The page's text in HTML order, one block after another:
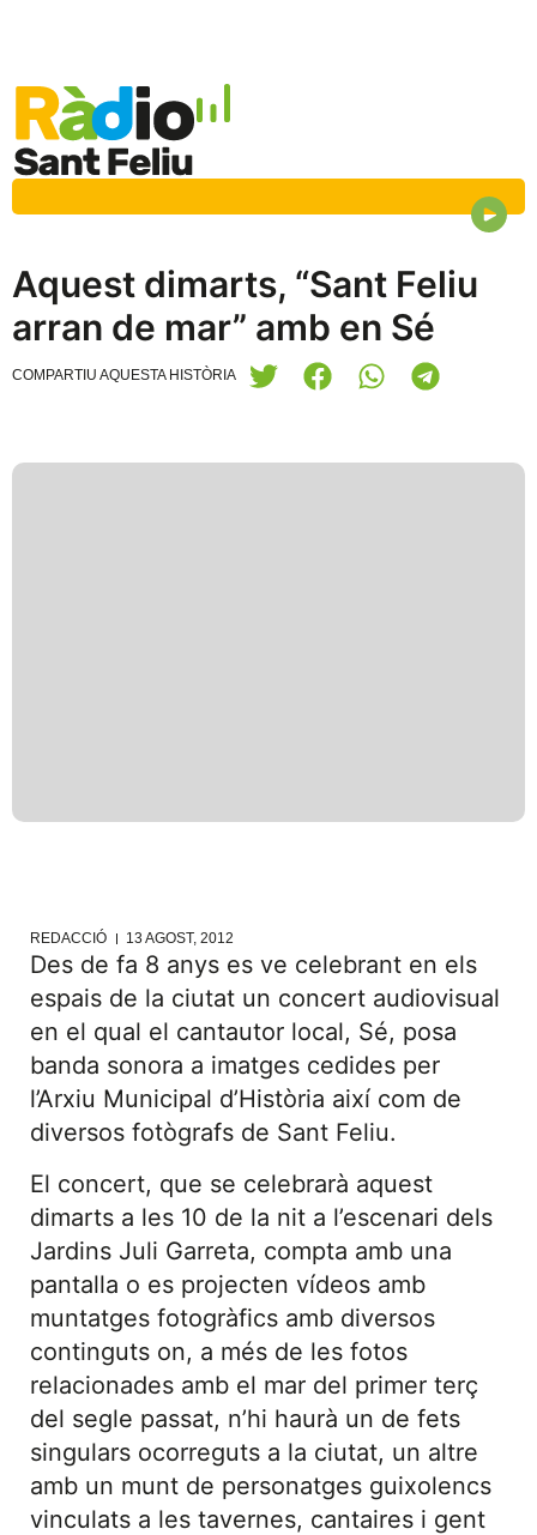
Aquest dimarts, “Sant Feliu
arran de mar” amb en Sé
COMPARTIU AQUESTA HISTÒRIA
REDACCIÓ 13 AGOST, 2012
Des de fa 8 anys es ve celebrant en els
espais de la ciutat un concert audiovisual
en el qual el cantautor local, Sé, posa
banda sonora a imatges cedides per
l’Arxiu Municipal d’Història així com de
diversos fotògrafs de Sant Feliu.
El concert, que se celebrarà aquest
dimarts a les 10 de la nit a l’escenari dels
Jardins Juli Garreta, compta amb una
pantalla o es projecten vídeos amb
muntatges fotogràfics amb diversos
continguts on, a més de les fotos
relacionades amb el mar del primer terç
del segle passat, n’hi haurà un de fets
singulars ocorreguts a la ciutat, un altre
amb un munt de personatges guixolencs
vinculats a les tavernes, cantaires i gent